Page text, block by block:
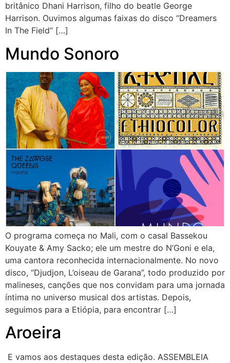
britânico Dhani Harrison, filho do beatle George
Harrison. Ouvimos algumas faixas do disco “Dreamers
In The Field“ […]
Mundo Sonoro
O programa começa no Mali, com o casal Bassekou
Kouyate & Amy Sacko; ele um mestre do N’Goni e ela,
uma cantora reconhecida internacionalmente. No novo
disco, “Djudjon, L’oiseau de Garana”, todo produzido por
malineses, canções que nos convidam para uma jornada
íntima no universo musical dos artistas. Depois,
seguimos para a Etiópia, para encontrar […]
Aroeira
E vamos aos destaques desta edição. ASSEMBLEIA